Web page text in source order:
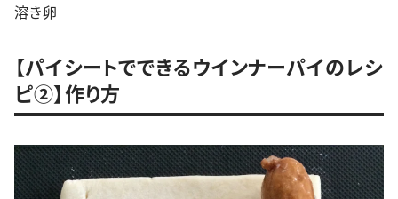
溶き卵
【パイシートでできるウインナーパイのレシ
ピ②】作り方